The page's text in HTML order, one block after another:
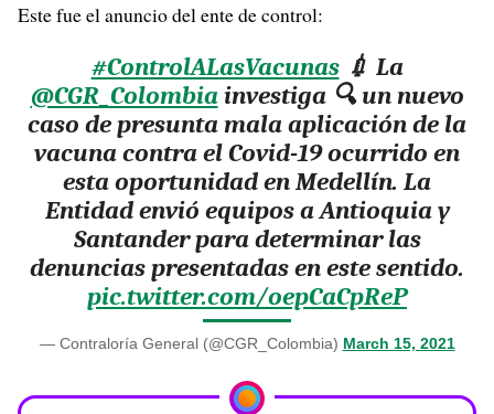
Este fue el anuncio del ente de control:
#ControlALasVacunas💉 La
@CGR_Colombiainvestiga 🔍 un nuevo
caso de presunta mala aplicación de la
vacuna contra el Covid-19 ocurrido en
esta oportunidad en Medellín. La
Entidad envió equipos a Antioquia y
Santander para determinar las
denuncias presentadas en este sentido.
pic.twitter.com/oepCaCpReP
— Contraloría General (@CGR_Colombia) March 15, 2021